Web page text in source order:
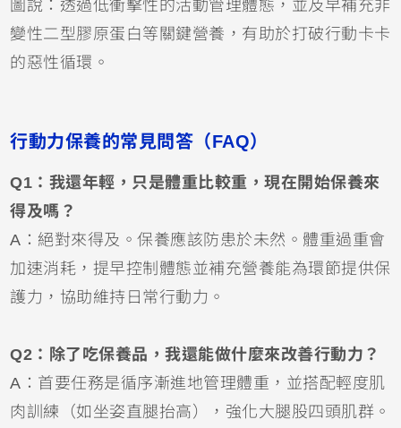
圖說：透過低衝擊性的活動管理體態，並及早補充非
變性二型膠原蛋白等關鍵營養，有助於打破行動卡卡
的惡性循環。
行動力保養的常見問答（FAQ）
Q1：我還年輕，只是體重比較重，現在開始保養來
得及嗎？
A：絕對來得及。保養應該防患於未然。體重過重會
加速消耗，提早控制體態並補充營養能為環節提供保
護力，協助維持日常行動力。
Q2：除了吃保養品，我還能做什麼來改善行動力？
A：首要任務是循序漸進地管理體重，並搭配輕度肌
肉訓練（如坐姿直腿抬高），強化大腿股四頭肌群。